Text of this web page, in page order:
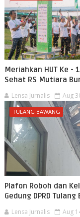
Meriahkan HUT Ke -
Sehat RS Mutiara
Lensa Jurnalis Aug
TULANG BAWANG
Plafon Roboh dan
Gedung DPRD Tulang
Lensa Jurnalis Aug